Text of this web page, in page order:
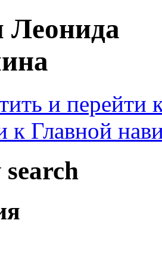
и перейти
к Главной